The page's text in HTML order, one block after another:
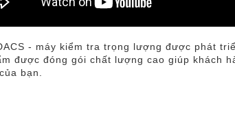
- máy kiểm tra trọng lượng được phát
được đóng gói chất lượng cao giúp khách
bạn.